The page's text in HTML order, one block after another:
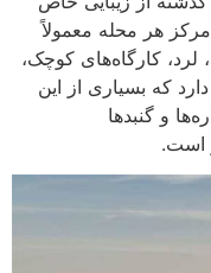
هر محله معمولاً
لرد، کارگاه‌های کوچک،
که بسیاری از این
و گنبدها
است.